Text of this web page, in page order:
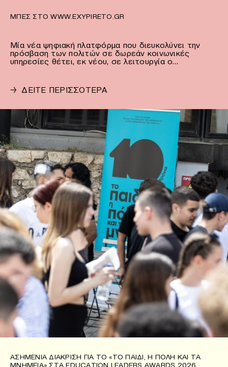
ΜΠΕΣ ΣΤΟ WWW.EXYPIRETO.GR
Μία νέα ψηφιακή πλατφόρμα που διευκολύνει την
πρόσβαση των πολιτών σε δωρεάν κοινωνικές
υπηρεσίες θέτει, εκ νέου, σε λειτουργία ο…
→ ΔΕΙΤΕ ΠΕΡΙΣΣΟΤΕΡΑ
ΑΣΗΜΈΝΙΑ ΔΙΆΚΡΙΣΗ ΓΙΑ ΤΟ «ΤΟ ΠΑΙΔΊ, Η ΠΌΛΗ ΚΑΙ ΤΑ
ΜΝΗΜΕΊΑ» ΣΤΑ EDUCATION LEADERS AWARDS 2026